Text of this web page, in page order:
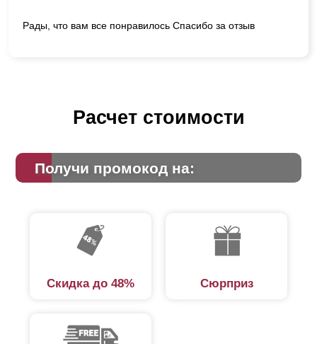
Рады, что вам все понравилось Спасибо за отзыв
Расчет стоимости
Получи промокод на:
Скидка до 48% Сюрприз